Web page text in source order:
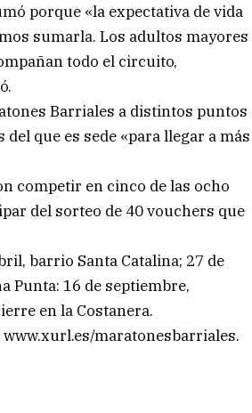
porque «la expectativa de vida
sumarla. Los adultos mayores
todo el circuito,
Barriales a distintos puntos
que es sede «para llegar a más
competir en cinco de las ocho
del sorteo de 40 vouchers que
barrio Santa Catalina; 27 de
Punta: 16 de septiembre,
en la Costanera.
maratonesbarriales.